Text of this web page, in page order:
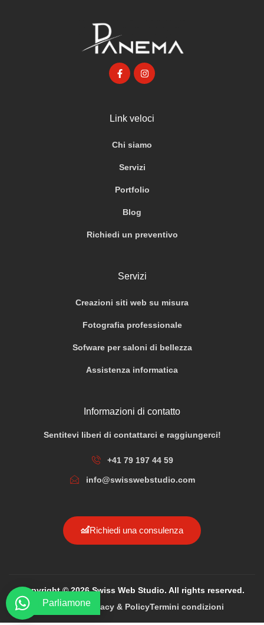
Link veloci
Chi siamo
Servizi
Portfolio
Blog
Richiedi un preventivo
Servizi
Creazioni siti web su misura
Fotografia professionale
Sofware per saloni di bellezza
Assistenza informatica
Informazioni di contatto
Sentitevi liberi di contattarci e raggiungerci!
+41 79 197 44 59
info@swisswebstudio.com
Richiedi una consulenza
Copyright © 2026 Swiss Web Studio. All rights reserved.
ImpressumPrivacy & PolicyTermini condizioni
Parliamone